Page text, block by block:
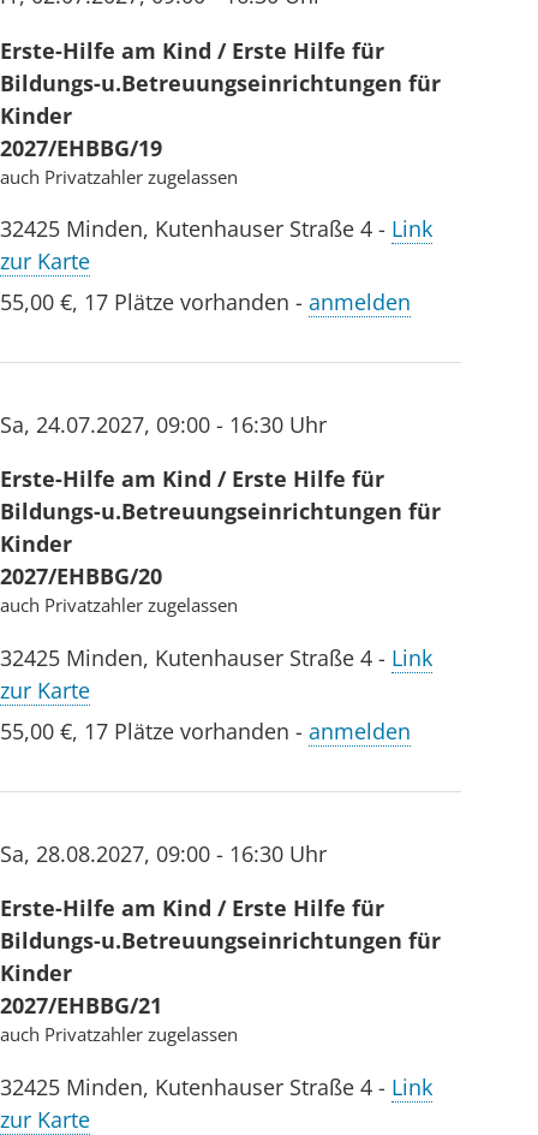
Erste-Hilfe am Kind / Erste Hilfe für
Bildungs-u.Betreuungseinrichtungen für
Kinder
2027/EHBBG/19
auch Privatzahler zugelassen
32425 Minden, Kutenhauser Straße 4 - Link
zur Karte
55,00 €, 17 Plätze vorhanden - anmelden
Sa, 24.07.2027, 09:00 - 16:30 Uhr
Erste-Hilfe am Kind / Erste Hilfe für
Bildungs-u.Betreuungseinrichtungen für
Kinder
2027/EHBBG/20
auch Privatzahler zugelassen
32425 Minden, Kutenhauser Straße 4 - Link
zur Karte
55,00 €, 17 Plätze vorhanden - anmelden
Sa, 28.08.2027, 09:00 - 16:30 Uhr
Erste-Hilfe am Kind / Erste Hilfe für
Bildungs-u.Betreuungseinrichtungen für
Kinder
2027/EHBBG/21
auch Privatzahler zugelassen
32425 Minden, Kutenhauser Straße 4 - Link
zur Karte